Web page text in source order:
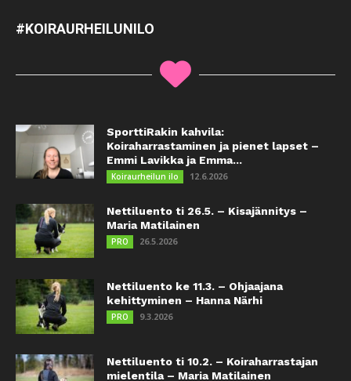
#KOIRAURHEILUNILO
SporttiRakin kahvila:
Koiraharrastaminen ja pienet lapset –
Emmi Lavikka ja Emma...
Koiraurheilun ilo 12.6.2026
Nettiluento ti 26.5. – Kisajännitys –
Maria Matilainen
PRO 26.5.2026
Nettiluento ke 11.3. – Ohjaajana
kehittyminen – Hanna Närhi
PRO 9.3.2026
Nettiluento ti 10.2. – Koiraharrastajan
mielentila – Maria Matilainen